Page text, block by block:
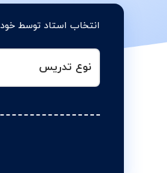
انتخاب استاد توسط
نوع تدریس